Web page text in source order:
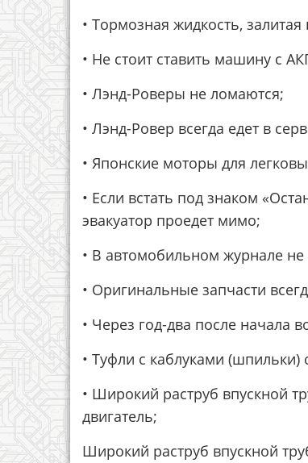
• Тормозная жидкость,
• Не стоит ставить машину с
• Лэнд-Роверы не ломаются;
• Лэнд-Ровер всегда едет в
• Японские моторы для
• Если встать под знаком
эвакуатор проедет мимо;
• В автомобильном журнале
• Оригинальные запчасти
• Через год-два после начала
• Туфли с каблуками
• Широкий раструб впускной
двигатель;
Широкий раструб впускной